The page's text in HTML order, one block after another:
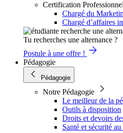
Certification
Chargé du
Chargé d’affaires
Tu recherches une alternance ?
Postule à une offre !
Pédagogie
Pédagogie
Notre Pédagogie
Le meilleur de la
Outils à disposition
Droits et devoirs
Santé et sécurité